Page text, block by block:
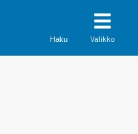
Haku Valikko